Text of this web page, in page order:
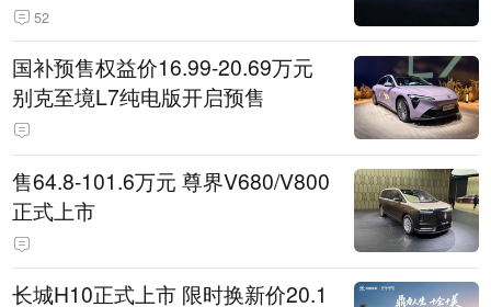
52
国补预售权益价16.99-20.69万元
别克至境L7纯电版开启预售
售64.8-101.6万元 尊界V680/V800
正式上市
长城H10正式上市 限时换新价20.1